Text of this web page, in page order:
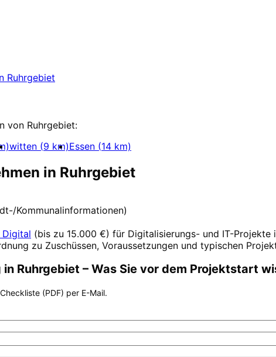
Ruhrgebiet
von Ruhrgebiet:
witten (9 km)Essen (14 km)
in Ruhrgebiet
Kommunalinformationen)
Digital (bis zu 15.000 €) für Digitalisierungs- und IT-Projekte
zu Zuschüssen, Voraussetzungen und typischen
in Ruhrgebiet – Was Sie vor dem Projektstart
(PDF) per E-Mail.